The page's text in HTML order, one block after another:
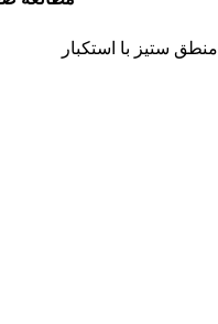
منطق ستیز با استکبار